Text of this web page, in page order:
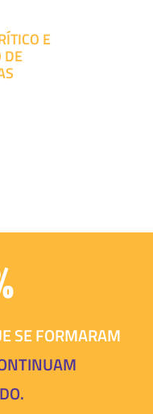
E
DE
SE FORMARAM